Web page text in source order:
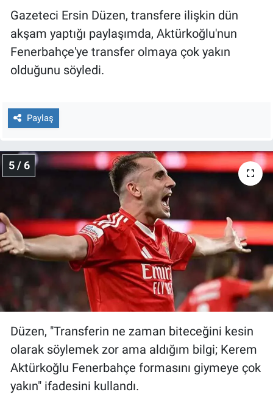
Gazeteci Ersin Düzen, transfere ilişkin dün
akşam yaptığı paylaşımda, Aktürkoğlu'nun
Fenerbahçe'ye transfer olmaya çok yakın
olduğunu söyledi.
Paylaş
5 / 6
Düzen, "Transferin ne zaman biteceğini kesin
olarak söylemek zor ama aldığım bilgi; Kerem
Aktürkoğlu Fenerbahçe formasını giymeye çok
yakın" ifadesini kullandı.